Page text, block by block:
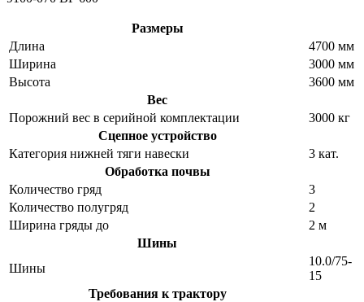
Размеры
Длина
4700 мм
Ширина
3000 мм
Высота
3600 мм
Вес
Порожний вес в серийной комплектации
3000 кг
Сцепное устройство
Категория нижней тяги навески
3 кат.
Обработка почвы
Количество гряд
3
Количество полугряд
2
Ширина гряды до
2 м
Шины
Шины
10.0/75-
15
Требования к трактору